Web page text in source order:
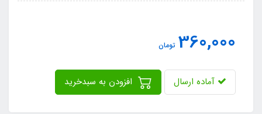
360,000 تومان
آماده ارسال